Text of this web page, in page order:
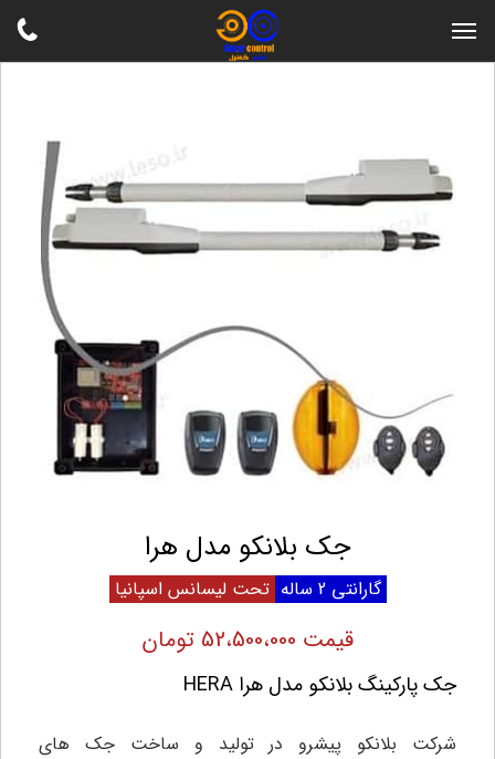
جک بلانکو مدل هرا
گارانتی 2 ساله تحت لیسانس اسپانیا
قیمت 52،500،000 تومان
جک پارکینگ بلانکو مدل هرا HERA
شرکت بلانکو پیشرو در تولید و ساخت جک های